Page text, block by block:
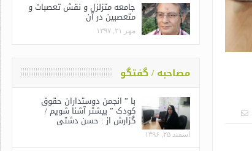
جامعه متزلزل و نقش تعصبات و
متعصبین در آن
مهر ۲۱, ۱۳۹۷
مصاحبه / گفتگو
با ” انجمن دوستداران حقوق
کودک ” بیشتر آشنا شویم /
گزارش از : حسن دشتی
اسفند ۲۵, ۱۳۹۶